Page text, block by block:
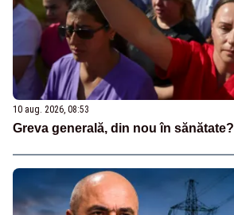
10 aug. 2026, 08:53
Greva generală, din nou în sănătate?